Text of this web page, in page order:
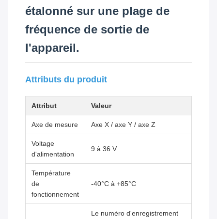
étalonné sur une plage de
fréquence de sortie de
l'appareil.
Attributs du produit
Attribut Valeur
Axe de mesure Axe X / axe Y / axe Z
Voltage
d'alimentation
9 à 36 V
Température
de
fonctionnement
-40°C à +85°C
Le numéro d'enregistrement